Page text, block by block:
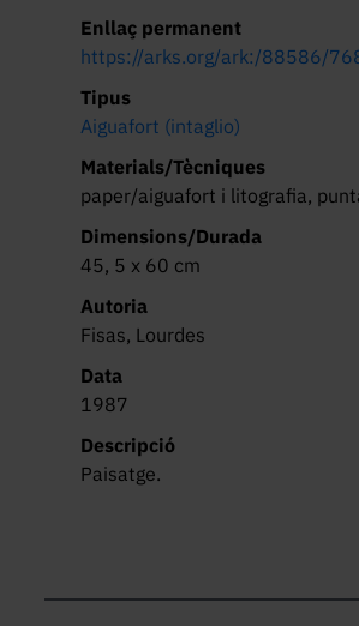
Enllaç permanent
https://arks.org/ark:/88586/
Tipus
Aiguafort (intaglio)
Materials/Tècniques
paper/aiguafort i litografia,
Dimensions/Durada
45, 5 x 60 cm
Autoria
Fisas, Lourdes
Data
1987
Descripció
Paisatge.